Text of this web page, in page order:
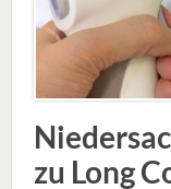
zu Long